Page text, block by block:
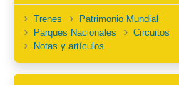
Trenes
Patrimonio Mundial
Parques Nacionales
Circuitos
Notas y artículos